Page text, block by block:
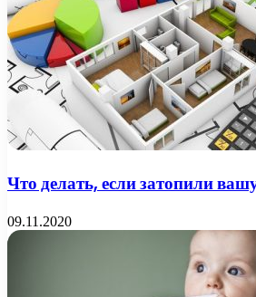
Что делать, если затопили
09.11.2020